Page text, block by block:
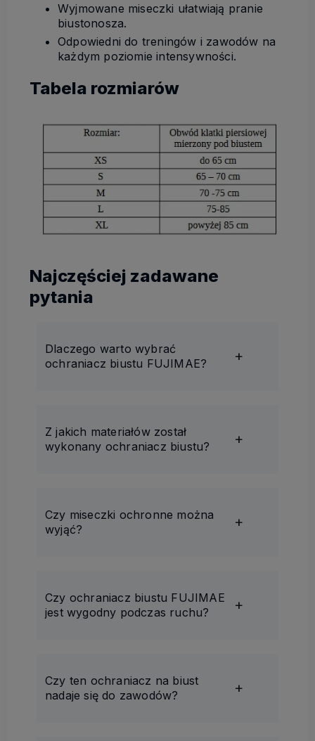
Wyjmowane miseczki ułatwiają pranie
biustonosza.
Odpowiedni do treningów i zawodów na
każdym poziomie intensywności.
Tabela rozmiarów
Najczęściej zadawane
pytania
Dlaczego warto wybrać
ochraniacz biustu FUJIMAE?
Z jakich materiałów został
wykonany ochraniacz biustu?
Czy miseczki ochronne można
wyjąć?
Czy ochraniacz biustu FUJIMAE
jest wygodny podczas ruchu?
Czy ten ochraniacz na biust
nadaje się do zawodów?